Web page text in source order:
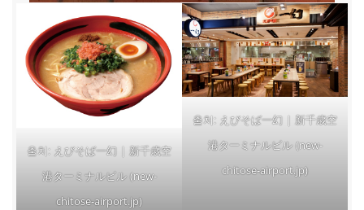
출처: えびそば一幻 | 新千歳空
港ターミナルビル (new-
chitose-airport.jp)
출처: えびそば一幻 | 新千歳空
港ターミナルビル (new-
chitose-airport.jp)